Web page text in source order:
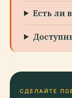
Есть ли
СДЕЛАЙТЕ